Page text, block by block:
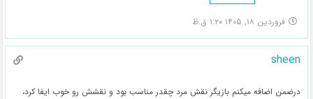
فروردین ۱۸, ۱۴۰۵ ۱:۲۰ ق.ظ
sheen
درضمن اضافه میکنم بازیگر نقش مرد چقدر مناسب بود و نقشش رو خوب ایفا کرد،